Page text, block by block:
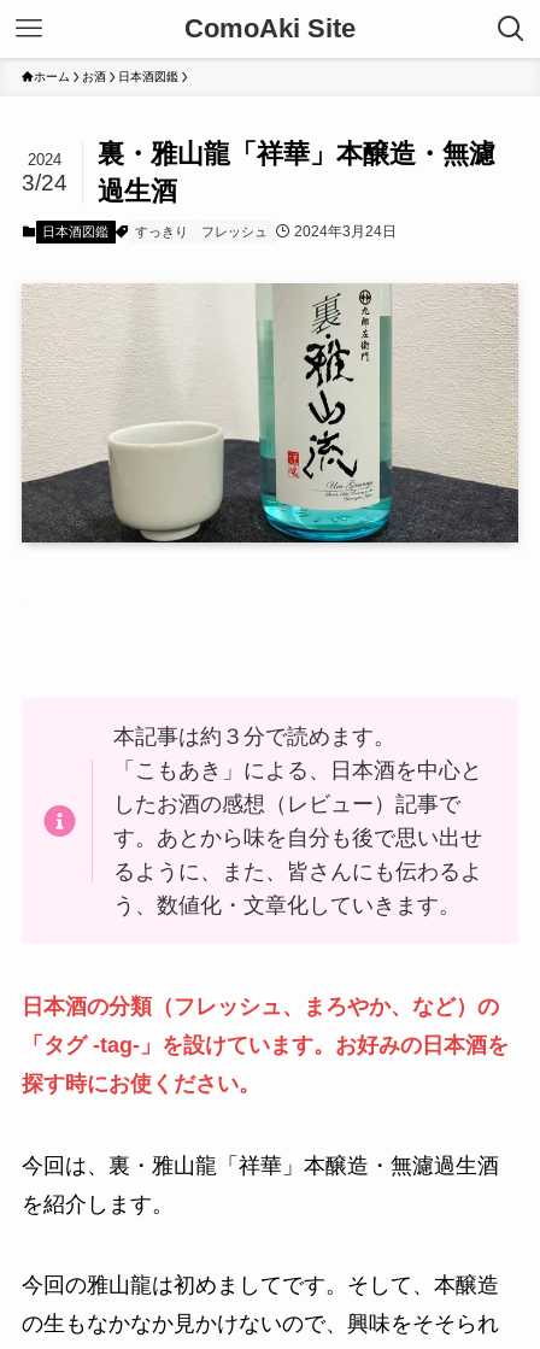
ComoAki Site
ホーム お酒 日本酒図鑑
裏・雅山龍「祥華」本醸造・無濾
過生酒
2024
3/24
日本酒図鑑 すっきり フレッシュ 2024年3月24日
本記事は約３分で読めます。
「こもあき」による、日本酒を中心と
したお酒の感想（レビュー）記事で
す。あとから味を自分も後で思い出せ
るように、また、皆さんにも伝わるよ
う、数値化・文章化していきます。
日本酒の分類（フレッシュ、まろやか、など）の
「タグ -tag-」を設けています。お好みの日本酒を
探す時にお使ください。
今回は、裏・雅山龍「祥華」本醸造・無濾過生酒
を紹介します。
今回の雅山龍は初めましてです。そして、本醸造
の生もなかなか見かけないので、興味をそそられ